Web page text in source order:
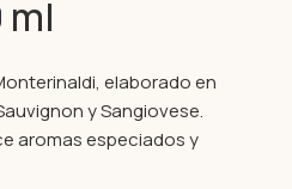
ml
elaborado en
y Sangiovese.
aromas especiados y